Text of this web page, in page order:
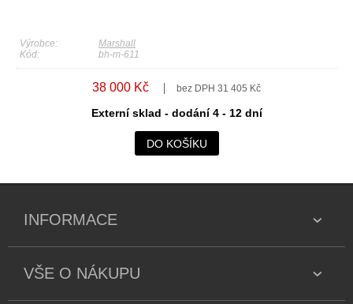
Výrobce:
Marshall
Kód:
bh-m-611
38 000 Kč bez DPH 31 405 Kč
Externí sklad - dodání 4 - 12 dní
DO KOŠÍKU
INFORMACE
VŠE O NÁKUPU